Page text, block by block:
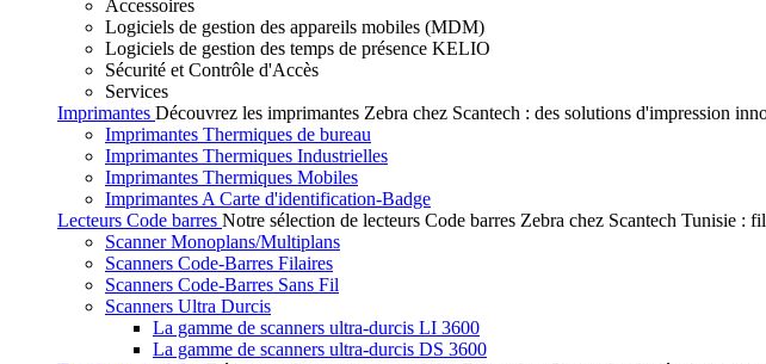
Accessoires
Logiciels de gestion des appareils mobiles (MDM)
Logiciels de gestion des temps de présence KELIO
Sécurité et Contrôle d'Accès
Services
Imprimantes Découvrez les imprimantes Zebra chez Scantech : des solutions d'impression
Imprimantes Thermiques de bureau
Imprimantes Thermiques Industrielles
Imprimantes Thermiques Mobiles
Imprimantes A Carte d'identification-Badge
Lecteurs Code barres Notre sélection de lecteurs Code barres Zebra chez Scantech Tunisie :
Scanner Monoplans/Multiplans
Scanners Code-Barres Filaires
Scanners Code-Barres Sans Fil
Scanners Ultra Durcis
La gamme de scanners ultra-durcis LI 3600
La gamme de scanners ultra-durcis DS 3600